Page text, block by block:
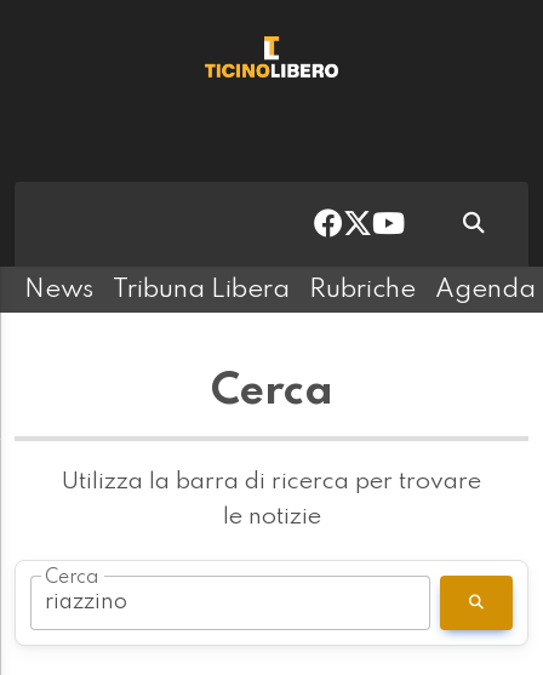
News Tribuna Libera Rubriche Agenda
Cerca
Utilizza la barra di ricerca per trovare
le notizie
Cerca